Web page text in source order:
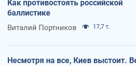
Как противостоять российской
баллистике
Виталий Портников 17,7 т.
Несмотря на все, Киев выстоит.